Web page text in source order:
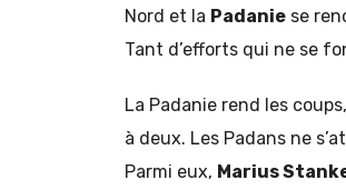
Nord et la Padanie se
Tant d’efforts qui ne se
La Padanie rend les
à deux. Les Padans ne
Parmi eux, Marius